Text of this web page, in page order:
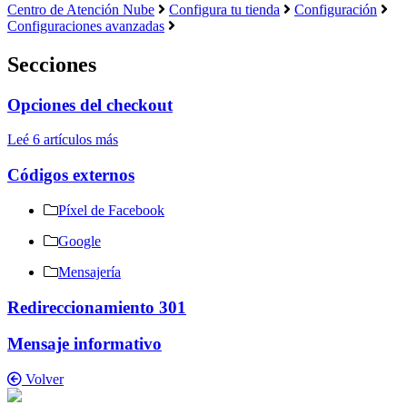
Centro de Atención Nube Configura tu tienda
Configuración
Configuraciones avanzadas
Secciones
Opciones del checkout
Leé 6 artículos más
Códigos externos
Píxel de Facebook
Google
Mensajería
Redireccionamiento 301
Mensaje informativo
Volver